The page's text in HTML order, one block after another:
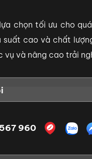
chọn tối ưu cho
suất cao và chất
và nâng cao trải
960